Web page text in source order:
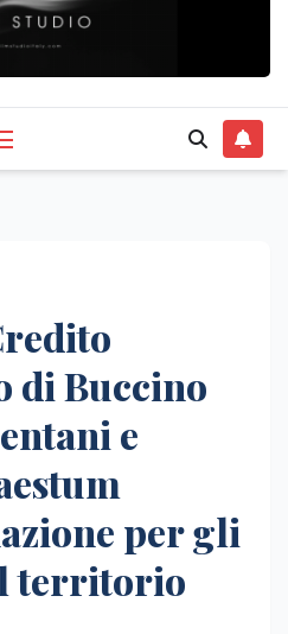
di Buccino
e
per gli
territorio